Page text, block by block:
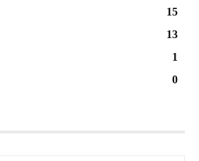
15
13
1
0